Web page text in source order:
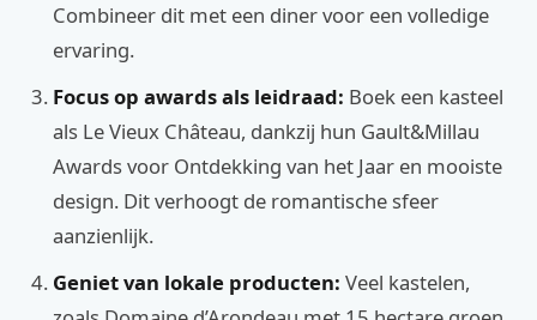
Combineer dit met een diner voor een volledige
ervaring.
Focus op awards als leidraad: Boek een kasteel
als Le Vieux Château, dankzij hun Gault&Millau
Awards voor Ontdekking van het Jaar en mooiste
design. Dit verhoogt de romantische sfeer
aanzienlijk.
Geniet van lokale producten: Veel kastelen,